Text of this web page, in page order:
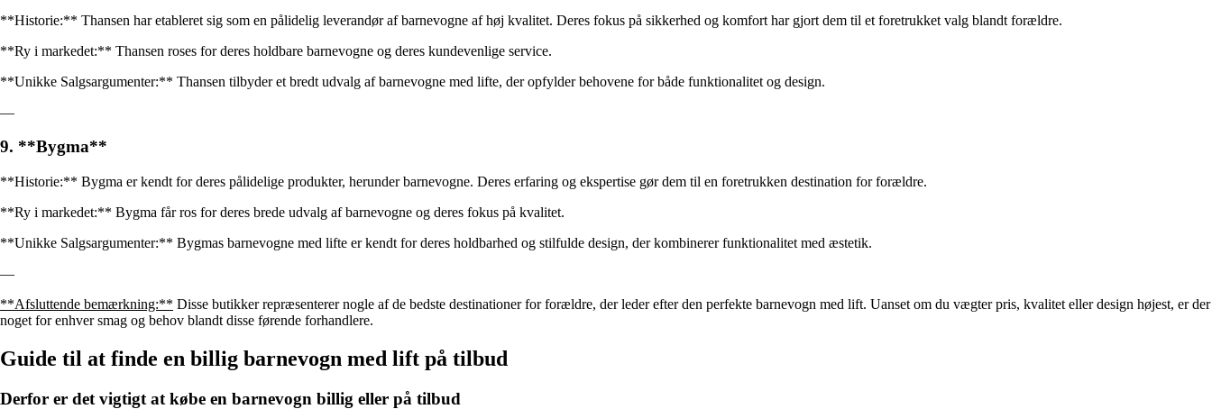
**Historie:** Thansen har etableret sig som en pålidelig leverandør af barnevogne af høj kvalitet. Deres fokus på sikkerhed og komfort har gjort dem til et foretrukket valg blandt forældre.
**Ry i markedet:** Thansen roses for deres holdbare barnevogne og deres kundevenlige service.
**Unikke Salgsargumenter:** Thansen tilbyder et bredt udvalg af barnevogne med lifte, der opfylder behovene for både funktionalitet og design.
—
9. **Bygma**
**Historie:** Bygma er kendt for deres pålidelige produkter, herunder barnevogne. Deres erfaring og ekspertise gør dem til en foretrukken destination for forældre.
**Ry i markedet:** Bygma får ros for deres brede udvalg af barnevogne og deres fokus på kvalitet.
**Unikke Salgsargumenter:** Bygmas barnevogne med lifte er kendt for deres holdbarhed og stilfulde design, der kombinerer funktionalitet med æstetik.
—
**Afsluttende bemærkning:** Disse butikker repræsenterer nogle af de bedste destinationer for forældre, der leder efter den perfekte barnevogn med lift. Uanset om du vægter pris, kvalitet eller design højest, er der
noget for enhver smag og behov blandt disse førende forhandlere.
Guide til at finde en billig barnevogn med lift på tilbud
Derfor er det vigtigt at købe en barnevogn billig eller på tilbud